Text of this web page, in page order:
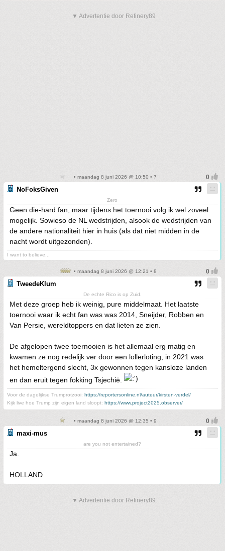
▼ Advertentie door Refinery89
• maandag 8 juni 2026 @ 10:50 • 7
NoFoksGiven
Zero
Geen die-hard fan, maar tijdens het toernooi volg ik wel zoveel
mogelijk. Sowieso de NL wedstrijden, alsook de wedstrijden van
de andere nationaliteit hier in huis (als dat niet midden in de
nacht wordt uitgezonden).
I want to believe...
• maandag 8 juni 2026 @ 12:21 • 8
TweedeKlum
De echte Rico is op Zuid.
Met deze groep heb ik weinig, pure middelmaat. Het laatste
toernooi waar ik echt fan was was 2014, Sneijder, Robben en
Van Persie, wereldtoppers en dat lieten ze zien.
De afgelopen twee toernooien is het allemaal erg matig en
kwamen ze nog redelijk ver door een lollerloting, in 2021 was
het hemeltergend slecht, 3x gewonnen tegen kansloze landen
en dan eruit tegen fokking Tsjechië.
Voor de dagelijkse Trumprotzooi: https://reportersonline.nl/auteur/kirsten-verdel/
Kijk live hoe Trump zijn eigen land sloopt: https://www.project2025.observer/
• maandag 8 juni 2026 @ 12:35 • 9
maxi-mus
are you not entertained?
Ja.
HOLLAND
▼ Advertentie door Refinery89